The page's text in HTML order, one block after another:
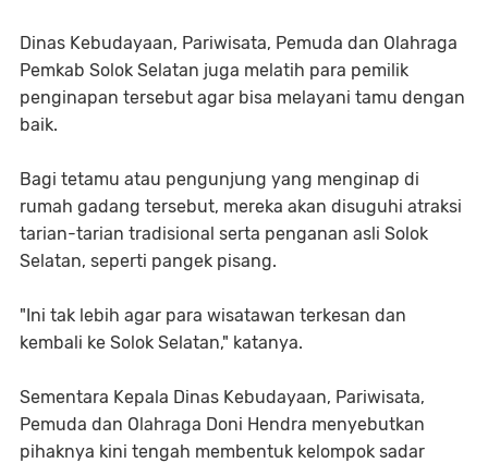
Dinas Kebudayaan, Pariwisata, Pemuda dan Olahraga
Pemkab Solok Selatan juga melatih para pemilik
penginapan tersebut agar bisa melayani tamu dengan
baik.
Bagi tetamu atau pengunjung yang menginap di
rumah gadang tersebut, mereka akan disuguhi atraksi
tarian-tarian tradisional serta penganan asli Solok
Selatan, seperti pangek pisang.
"Ini tak lebih agar para wisatawan terkesan dan
kembali ke Solok Selatan," katanya.
Sementara Kepala Dinas Kebudayaan, Pariwisata,
Pemuda dan Olahraga Doni Hendra menyebutkan
pihaknya kini tengah membentuk kelompok sadar